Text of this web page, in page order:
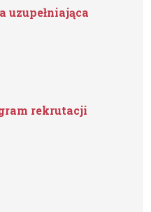
uzupełniająca
rekrutacji